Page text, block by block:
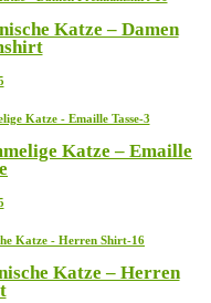
Produktseite
gewählt
Varianten
auf.
Optionen
auf
Produktseite
gewählt
Katze – Damen
Dieses
weist
Varianten
auf.
Optionen
auf
Produktseite
gewählt
Katze – Emaille
Dieses
weist
Varianten
auf.
Katze – Herren